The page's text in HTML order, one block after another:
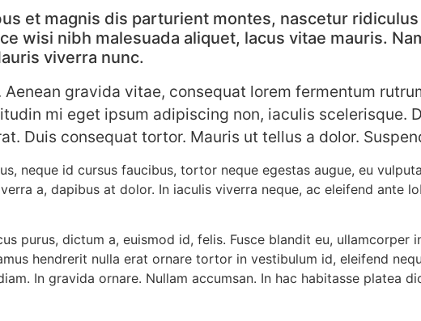
et magnis dis parturient montes, nascetur
wisi nibh malesuada aliquet, lacus vitae mauris.
viverra nunc.
gravida vitae, consequat lorem fermentum
mi eget ipsum adipiscing non, iaculis scelerisque.
Duis consequat tortor. Mauris ut tellus a dolor.
neque id cursus faucibus, tortor neque egestas augue, eu
a, dapibus at dolor. In iaculis viverra neque, ac eleifend ante
purus, dictum a, euismod id, felis. Fusce blandit eu, ullamcorper
hendrerit nulla erat ornare tortor in vestibulum id, eleifend
In gravida ornare. Nullam accumsan. In hac habitasse platea